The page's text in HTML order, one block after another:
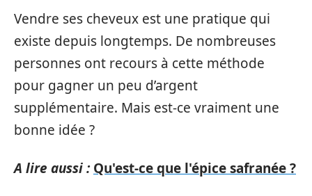
Vendre ses cheveux est une pratique qui
existe depuis longtemps. De nombreuses
personnes ont recours à cette méthode
pour gagner un peu d’argent
supplémentaire. Mais est-ce vraiment une
bonne idée ?
A lire aussi : Qu'est-ce que l'épice safranée ?